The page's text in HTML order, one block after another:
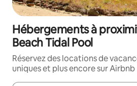
Hébergements à
Beach Tidal Pool
Réservez des locations de
uniques et plus encore sur Airbnb